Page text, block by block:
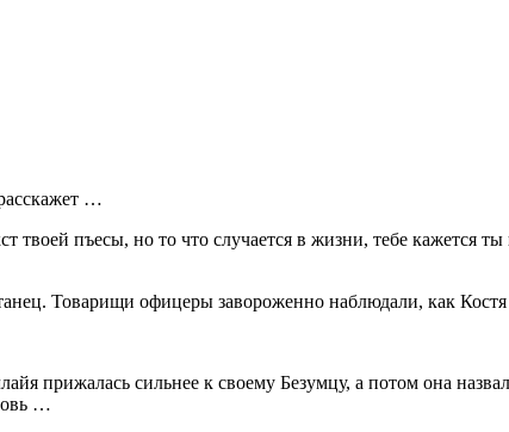
…
твоей пъесы, но то что случается в жизни, тебе кажется
Товарищи офицеры завороженно наблюдали, как
сильнее к своему Безумцу, а потом она
…